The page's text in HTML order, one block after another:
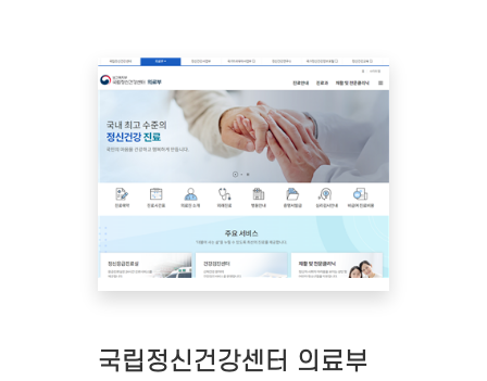
국립정신건강센터 의료부